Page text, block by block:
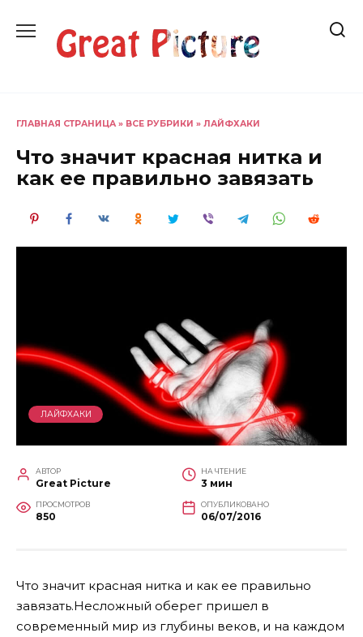
содержанию
ГЛАВНАЯ СТРАНИЦА » ВСЕ РУБРИКИ » ЛАЙФХАКИ
Что значит красная нитка и
как ее правильно завязать
ЛАЙФХАКИ
АВТОР
Great Picture
НА ЧТЕНИЕ
3 мин
ПРОСМОТРОВ
850
ОПУБЛИКОВАНО
06/07/2016
Что значит красная нитка и как ее правильно
завязать.Несложный оберег пришел в
современный мир из глубины веков, и на каждом